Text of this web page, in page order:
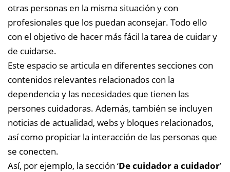
otras personas en la misma situación y con
profesionales que los puedan aconsejar. Todo ello
con el objetivo de hacer más fácil la tarea de cuidar y
de cuidarse.
Este espacio se articula en diferentes secciones con
contenidos relevantes relacionados con la
dependencia y las necesidades que tienen las
persones cuidadoras. Además, también se incluyen
noticias de actualidad, webs y bloques relacionados,
así como propiciar la interacción de las personas que
se conecten.
Así, por ejemplo, la sección ‘De cuidador a cuidador’